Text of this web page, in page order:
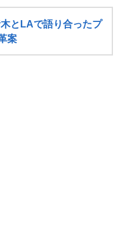
とLAで語り合ったプ
案